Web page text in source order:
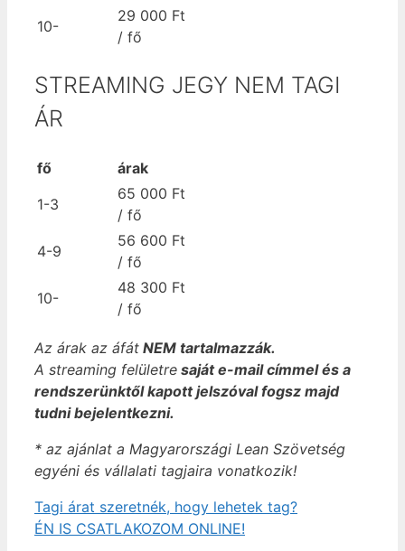
10-
29 000 Ft
/ fő
STREAMING JEGY NEM TAGI
ÁR
fő
árak
1-3
65 000 Ft
/ fő
4-9
56 600 Ft
/ fő
10-
48 300 Ft
/ fő
Az árak az áfát NEM tartalmazzák.
A streaming felületre saját e-mail címmel és a
rendszerünktől kapott jelszóval fogsz majd
tudni bejelentkezni.
* az ajánlat a Magyarországi Lean Szövetség
egyéni és vállalati tagjaira vonatkozik!
Tagi árat szeretnék, hogy lehetek tag?
ÉN IS CSATLAKOZOM ONLINE!